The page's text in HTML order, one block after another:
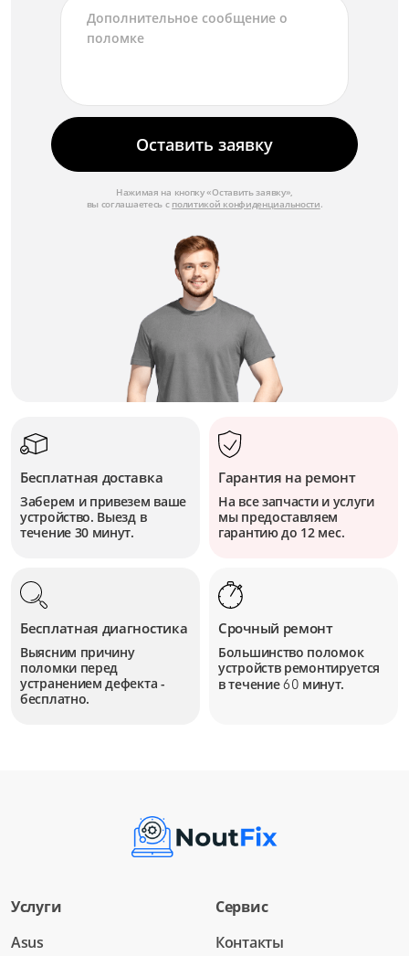
Оставить заявку
Нажимая на кнопку «Оставить заявку»,
вы соглашаетесь с политикой конфиденциальности.
Бесплатная доставка
Заберем и привезем ваше
устройство. Выезд в
течение 30 минут.
Гарантия на ремонт
На все запчасти и услуги
мы предоставляем
гарантию до 12 мес.
Бесплатная диагностика
Выясним причину
поломки перед
устранением дефекта -
бесплатно.
Срочный ремонт
Большинство поломок
устройств ремонтируется
в течение60 минут.
Услуги
Asus
Сервис
Контакты